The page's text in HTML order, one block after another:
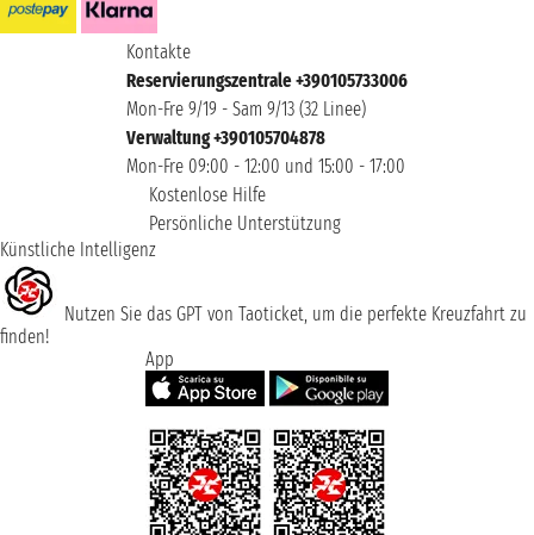
Kontakte
Reservierungszentrale +390105733006
Mon-Fre 9/19 - Sam 9/13 (32 Linee)
Verwaltung +390105704878
Mon-Fre 09:00 - 12:00 und 15:00 - 17:00
Kostenlose Hilfe
Persönliche Unterstützung
Künstliche Intelligenz
Nutzen Sie das GPT von Taoticket, um die perfekte Kreuzfahrt zu
finden!
App